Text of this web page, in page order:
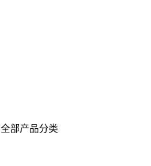
全部产品分类